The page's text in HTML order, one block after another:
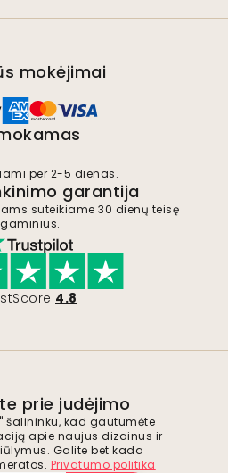
mokėjimai
per 2-5 dienas.
garantija
suteikiame 30 dienų teisę
4.8
prie judėjimo
šalininku, kad gautumėte
apie naujus dizainus ir
Galite bet kada
Privatumo politika